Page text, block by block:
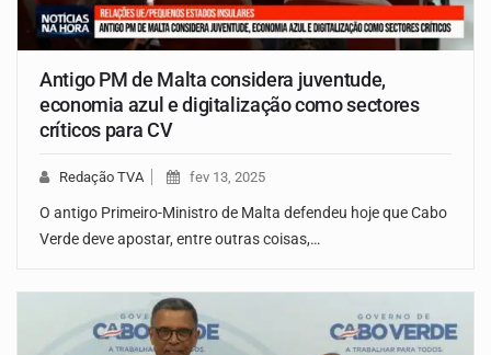
Antigo PM de Malta considera juventude,
economia azul e digitalização como sectores
críticos para CV
Redação TVA fev 13, 2025
O antigo Primeiro-Ministro de Malta defendeu hoje que Cabo
Verde deve apostar, entre outras coisas,…